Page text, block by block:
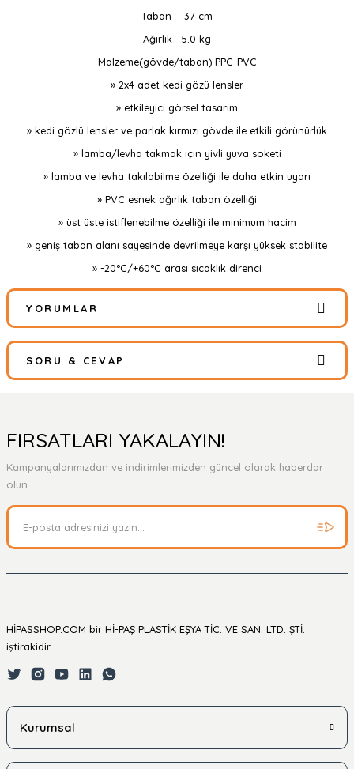
Taban
37 cm
Ağırlık
5.0 kg
Malzeme(gövde/taban) PPC-PVC
» 2x4 adet kedi gözü lensler
» etkileyici görsel tasarım
» kedi gözlü lensler ve parlak kırmızı gövde ile etkili görünürlük
» lamba/levha takmak için yivli yuva soketi
» lamba ve levha takılabilme özelliği ile daha etkin uyarı
» PVC esnek ağırlık taban özelliği
» üst üste istiflenebilme özelliği ile minimum hacim
» geniş taban alanı sayesinde devrilmeye karşı yüksek stabilite
» -20°C/+60°C arası sıcaklık direnci
YORUMLAR
Bu ürüne ilk yorumu siz yapın!
SORU & CEVAP
Ürün hakkında henüz soru sorulmamış.
FIRSATLARI YAKALAYIN!
Kampanyalarımızdan ve indirimlerimizden güncel olarak haberdar
olun.
HİPASSHOP.COM bir Hİ-PAŞ PLASTİK EŞYA TİC. VE SAN. LTD. ŞTİ.
iştirakidir.
Kurumsal